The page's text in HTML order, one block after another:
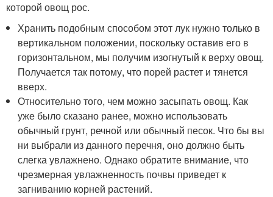
которой овощ рос.
Хранить подобным способом этот лук нужно только в
вертикальном положении, поскольку оставив его в
горизонтальном, мы получим изогнутый к верху овощ.
Получается так потому, что порей растет и тянется
вверх.
Относительно того, чем можно засыпать овощ. Как
уже было сказано ранее, можно использовать
обычный грунт, речной или обычный песок. Что бы вы
ни выбрали из данного перечня, оно должно быть
слегка увлажнено. Однако обратите внимание, что
чрезмерная увлажненность почвы приведет к
загниванию корней растений.